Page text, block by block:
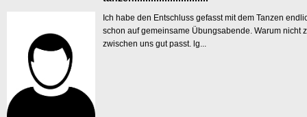
Ich habe den Entschluss gefasst mit dem Tanzen
schon auf gemeinsame Übungsabende. Warum nicht
zwischen uns gut passt. lg...